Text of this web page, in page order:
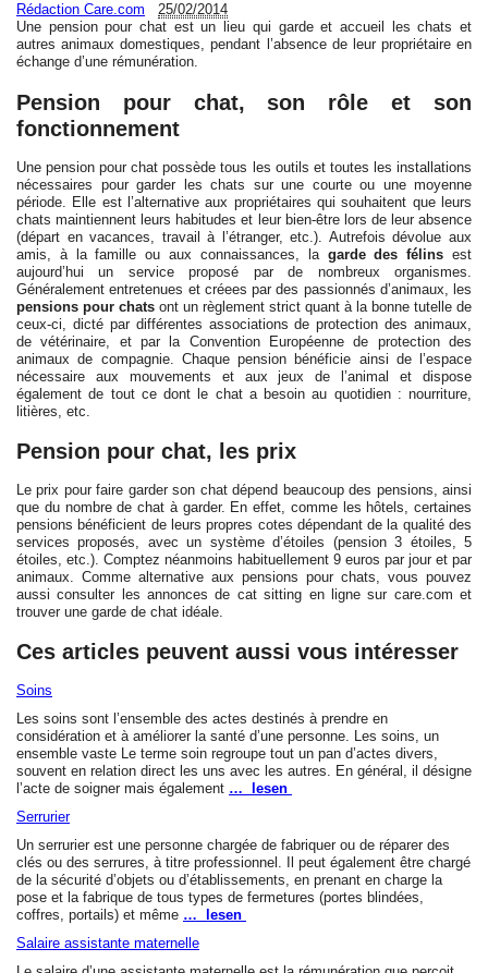
Rédaction Care.com
25/02/2014
Une pension pour chat est un lieu qui garde et accueil les chats et
autres animaux domestiques, pendant l’absence de leur propriétaire en
échange d’une rémunération.
Pension pour chat, son rôle et son
fonctionnement
Une pension pour chat possède tous les outils et toutes les installations
nécessaires pour garder les chats sur une courte ou une moyenne
période. Elle est l’alternative aux propriétaires qui souhaitent que leurs
chats maintiennent leurs habitudes et leur bien-être lors de leur absence
(départ en vacances, travail à l’étranger, etc.). Autrefois dévolue aux
amis, à la famille ou aux connaissances, la garde des félins est
aujourd’hui un service proposé par de nombreux organismes.
Généralement entretenues et créees par des passionnés d’animaux, les
pensions pour chats ont un règlement strict quant à la bonne tutelle de
ceux-ci, dicté par différentes associations de protection des animaux,
de vétérinaire, et par la Convention Européenne de protection des
animaux de compagnie. Chaque pension bénéficie ainsi de l’espace
nécessaire aux mouvements et aux jeux de l’animal et dispose
également de tout ce dont le chat a besoin au quotidien : nourriture,
litières, etc.
Pension pour chat, les prix
Le prix pour faire garder son chat dépend beaucoup des pensions, ainsi
que du nombre de chat à garder. En effet, comme les hôtels, certaines
pensions bénéficient de leurs propres cotes dépendant de la qualité des
services proposés, avec un système d’étoiles (pension 3 étoiles, 5
étoiles, etc.). Comptez néanmoins habituellement 9 euros par jour et par
animaux. Comme alternative aux pensions pour chats, vous pouvez
aussi consulter les annonces de cat sitting en ligne sur care.com et
trouver une garde de chat idéale.
Ces articles peuvent aussi vous intéresser
Soins
Les soins sont l’ensemble des actes destinés à prendre en
considération et à améliorer la santé d’une personne. Les soins, un
ensemble vaste Le terme soin regroupe tout un pan d’actes divers,
souvent en relation direct les uns avec les autres. En général, il désigne
l’acte de soigner mais également … lesen
Serrurier
Un serrurier est une personne chargée de fabriquer ou de réparer des
clés ou des serrures, à titre professionnel. Il peut également être chargé
de la sécurité d’objets ou d’établissements, en prenant en charge la
pose et la fabrique de tous types de fermetures (portes blindées,
coffres, portails) et même … lesen
Salaire assistante maternelle